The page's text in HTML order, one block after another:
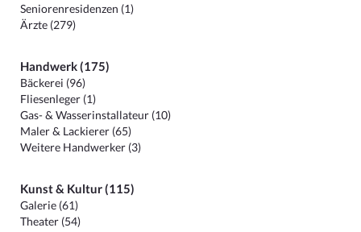
Seniorenresidenzen (1)
Ärzte (279)
Handwerk (175)
Bäckerei (96)
Fliesenleger (1)
Gas- & Wasserinstallateur (10)
Maler & Lackierer (65)
Weitere Handwerker (3)
Kunst & Kultur (115)
Galerie (61)
Theater (54)